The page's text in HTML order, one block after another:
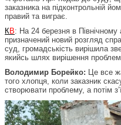
заказника на підконтрольній
правий та виграє.
КВ: На 24 березня в Північному
призначений новий розгляд
суд, громадськість вирішила
якийсь шлях вирішення
Володимир Борейко: Це все
того хлопця, коли заказник
створювати проблему, а потім